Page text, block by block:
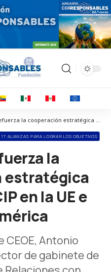
Corresponsables > Noticias > CEOE refuerza la cooperación estratégica con la lusa CIP en la UE e Iberoamérica
17 ALIANZAS PARA LOGRAR LOS OBJETIVOS
la
estratégica
en la UE e
CEOE, Antonio
de gabinete de